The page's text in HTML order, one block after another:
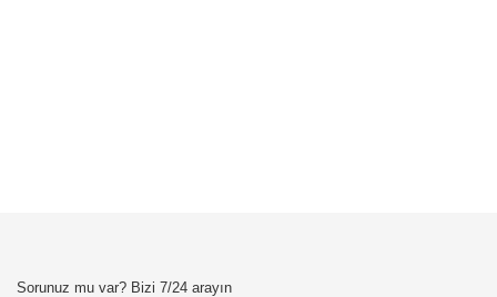
Sorunuz mu var? Bizi 7/24 arayın